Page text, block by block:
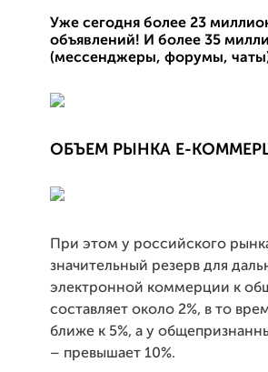
Уже сегодня более 23
объявлений! И более 35
(мессенджеры, форумы,
ОБЪЕМ РЫНКА Е-
При этом у российского
значительный резерв для
электронной коммерции к
составляет около 2%, в то
ближе к 5%, а у
– превышает 10%.